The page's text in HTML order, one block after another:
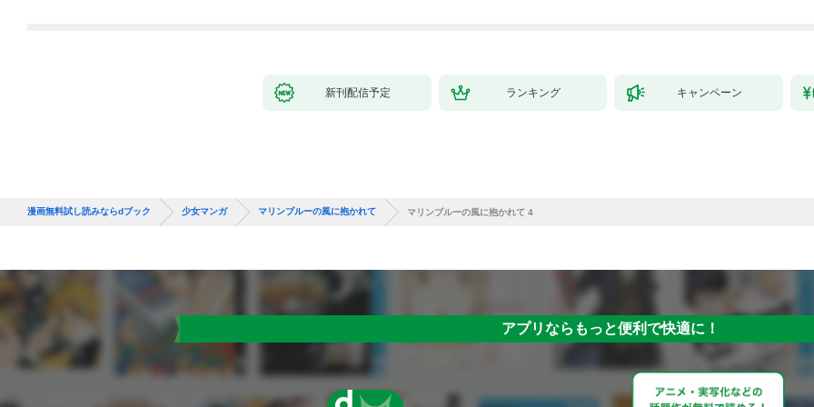
新刊配信予定 ランキング キャンペーン
漫画無料試し読みならdブック 少女マンガ マリンブルーの風に抱かれて マリンブルーの風に抱かれて 4
アプリならもっと便利で快適に！